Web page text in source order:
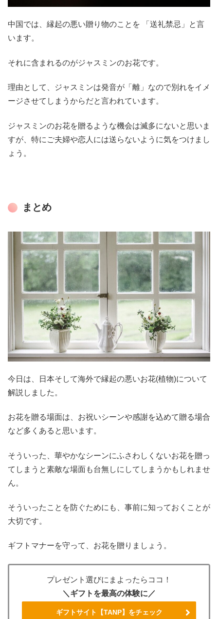
中国では、縁起の悪い贈り物のことを 「送礼禁忌」と言
います。
それに含まれるのがジャスミンのお花です。
理由として、ジャスミンは発音が「離」なので別れをイメ
ージさせてしまうからだと言われています。
ジャスミンのお花を贈るような機会は滅多にないと思いま
すが、特にご夫婦や恋人には送らないように気をつけまし
ょう。
まとめ
今日は、日本そして海外で縁起の悪いお花(植物)について
解説しました。
お花を贈る場面は、お祝いシーンや感謝を込めて贈る場合
など多くあると思います。
そういった、華やかなシーンにふさわしくないお花を贈っ
てしまうと素敵な場面も台無しにしてしまうかもしれませ
ん。
そういったことを防ぐためにも、事前に知っておくことが
大切です。
ギフトマナーを守って、お花を贈りましょう。
プレゼント選びにまよったらココ！
＼ギフトを最高の体験に／
ギフトサイト【TANP】をチェック